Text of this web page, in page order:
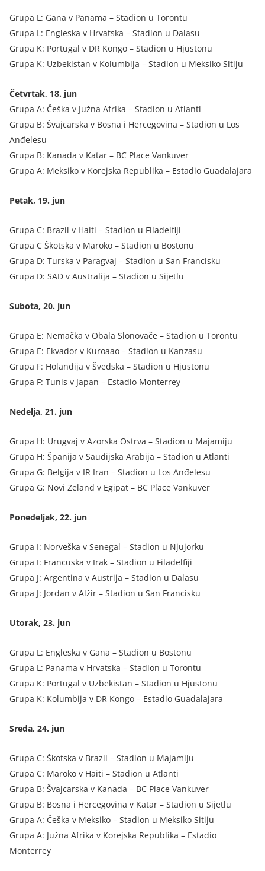
Grupa L: Gana v Panama – Stadion u Torontu
Grupa L: Engleska v Hrvatska – Stadion u Dalasu
Grupa K: Portugal v DR Kongo – Stadion u Hjustonu
Grupa K: Uzbekistan v Kolumbija – Stadion u Meksiko Sitiju
Četvrtak, 18. jun
Grupa A: Češka v Južna Afrika – Stadion u Atlanti
Grupa B: Švajcarska v Bosna i Hercegovina – Stadion u Los
Anđelesu
Grupa B: Kanada v Katar – BC Place Vankuver
Grupa A: Meksiko v Korejska Republika – Estadio Guadalajara
Petak, 19. jun
Grupa C: Brazil v Haiti – Stadion u Filadelfiji
Grupa C Škotska v Maroko – Stadion u Bostonu
Grupa D: Turska v Paragvaj – Stadion u San Francisku
Grupa D: SAD v Australija – Stadion u Sijetlu
Subota, 20. jun
Grupa E: Nemačka v Obala Slonovače – Stadion u Torontu
Grupa E: Ekvador v Kuroaao – Stadion u Kanzasu
Grupa F: Holandija v Švedska – Stadion u Hjustonu
Grupa F: Tunis v Japan – Estadio Monterrey
Nedelja, 21. jun
Grupa H: Urugvaj v Azorska Ostrva – Stadion u Majamiju
Grupa H: Španija v Saudijska Arabija – Stadion u Atlanti
Grupa G: Belgija v IR Iran – Stadion u Los Anđelesu
Grupa G: Novi Zeland v Egipat – BC Place Vankuver
Ponedeljak, 22. jun
Grupa I: Norveška v Senegal – Stadion u Njujorku
Grupa I: Francuska v Irak – Stadion u Filadelfiji
Grupa J: Argentina v Austrija – Stadion u Dalasu
Grupa J: Jordan v Alžir – Stadion u San Francisku
Utorak, 23. jun
Grupa L: Engleska v Gana – Stadion u Bostonu
Grupa L: Panama v Hrvatska – Stadion u Torontu
Grupa K: Portugal v Uzbekistan – Stadion u Hjustonu
Grupa K: Kolumbija v DR Kongo – Estadio Guadalajara
Sreda, 24. jun
Grupa C: Škotska v Brazil – Stadion u Majamiju
Grupa C: Maroko v Haiti – Stadion u Atlanti
Grupa B: Švajcarska v Kanada – BC Place Vankuver
Grupa B: Bosna i Hercegovina v Katar – Stadion u Sijetlu
Grupa A: Češka v Meksiko – Stadion u Meksiko Sitiju
Grupa A: Južna Afrika v Korejska Republika – Estadio
Monterrey